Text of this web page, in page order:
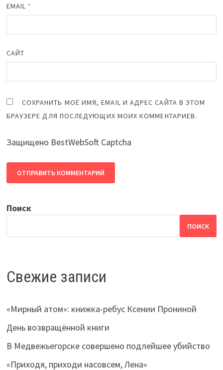
EMAIL *
САЙТ
СОХРАНИТЬ МОЁ ИМЯ, EMAIL И АДРЕС САЙТА В ЭТОМ
БРАУЗЕРЕ ДЛЯ ПОСЛЕДУЮЩИХ МОИХ КОММЕНТАРИЕВ.
Защищено BestWebSoft Captcha
Поиск
ПОИСК
Свежие записи
«Мирный атом»: книжка-ребус Ксении Прониной
День возвращённой книги
В Медвежьегорске совершено подлейшее убийство
«Приходя, приходи насовсем, Лена»